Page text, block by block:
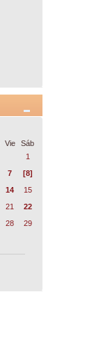
Vie
Sáb
1
7
[8]
14
15
21
22
28
29